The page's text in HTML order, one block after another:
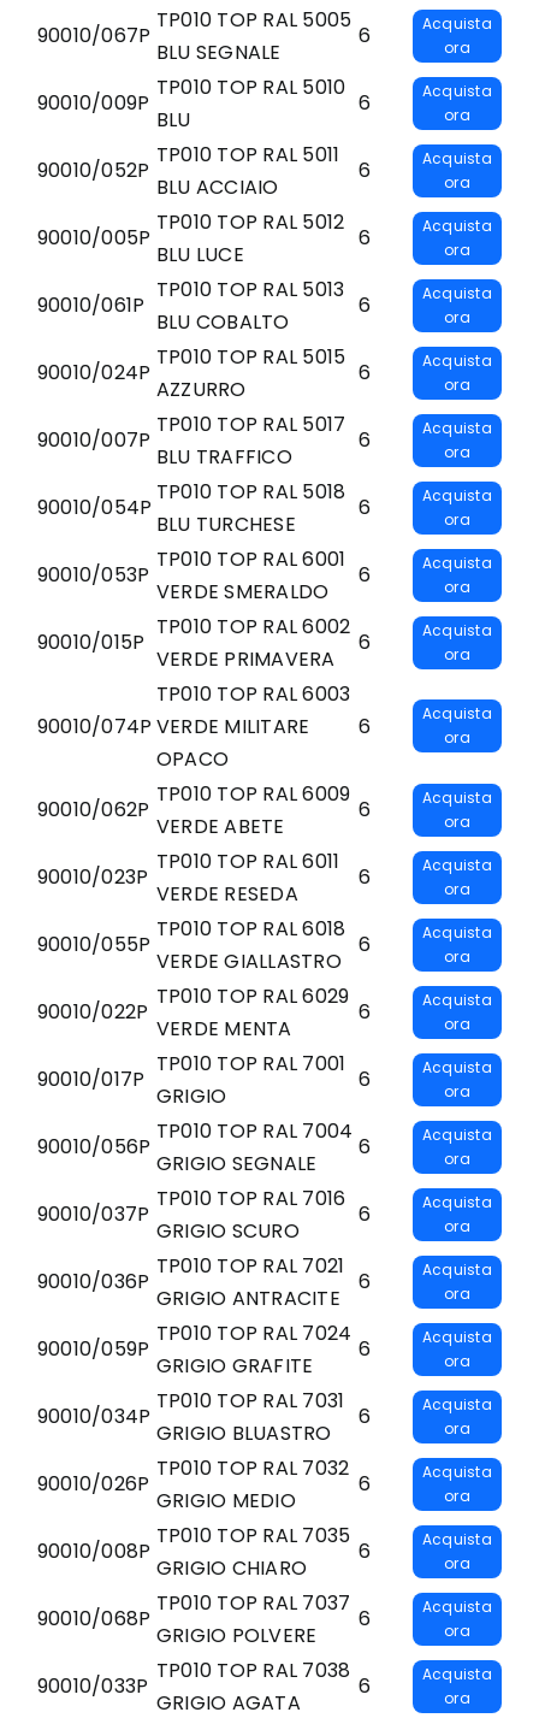
90010/067P
TP010 TOP RAL 5005
BLU SEGNALE
6
Acquista
ora
90010/009P
TP010 TOP RAL 5010
BLU
6
Acquista
ora
90010/052P
TP010 TOP RAL 5011
BLU ACCIAIO
6
Acquista
ora
90010/005P
TP010 TOP RAL 5012
BLU LUCE
6
Acquista
ora
90010/061P
TP010 TOP RAL 5013
BLU COBALTO
6
Acquista
ora
90010/024P
TP010 TOP RAL 5015
AZZURRO
6
Acquista
ora
90010/007P
TP010 TOP RAL 5017
BLU TRAFFICO
6
Acquista
ora
90010/054P
TP010 TOP RAL 5018
BLU TURCHESE
6
Acquista
ora
90010/053P
TP010 TOP RAL 6001
VERDE SMERALDO
6
Acquista
ora
90010/015P
TP010 TOP RAL 6002
VERDE PRIMAVERA
6
Acquista
ora
90010/074P
TP010 TOP RAL 6003
VERDE MILITARE
OPACO
6
Acquista
ora
90010/062P
TP010 TOP RAL 6009
VERDE ABETE
6
Acquista
ora
90010/023P
TP010 TOP RAL 6011
VERDE RESEDA
6
Acquista
ora
90010/055P
TP010 TOP RAL 6018
VERDE GIALLASTRO
6
Acquista
ora
90010/022P
TP010 TOP RAL 6029
VERDE MENTA
6
Acquista
ora
90010/017P
TP010 TOP RAL 7001
GRIGIO
6
Acquista
ora
90010/056P
TP010 TOP RAL 7004
GRIGIO SEGNALE
6
Acquista
ora
90010/037P
TP010 TOP RAL 7016
GRIGIO SCURO
6
Acquista
ora
90010/036P
TP010 TOP RAL 7021
GRIGIO ANTRACITE
6
Acquista
ora
90010/059P
TP010 TOP RAL 7024
GRIGIO GRAFITE
6
Acquista
ora
90010/034P
TP010 TOP RAL 7031
GRIGIO BLUASTRO
6
Acquista
ora
90010/026P
TP010 TOP RAL 7032
GRIGIO MEDIO
6
Acquista
ora
90010/008P
TP010 TOP RAL 7035
GRIGIO CHIARO
6
Acquista
ora
90010/068P
TP010 TOP RAL 7037
GRIGIO POLVERE
6
Acquista
ora
90010/033P
TP010 TOP RAL 7038
GRIGIO AGATA
6
Acquista
ora